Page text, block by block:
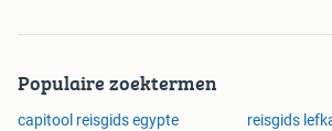
Populaire zoektermen
capitool reisgids egypte
reisgids